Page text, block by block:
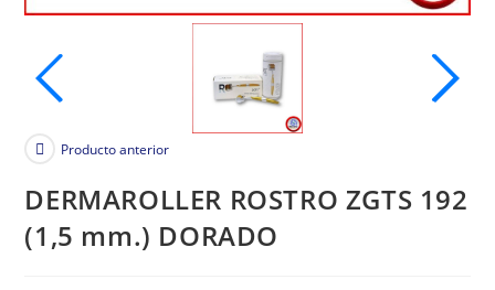
Producto anterior
DERMAROLLER ROSTRO ZGTS 192
(1,5 mm.) DORADO